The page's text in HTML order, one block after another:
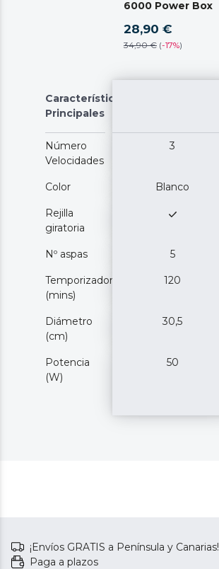
6000 Power Box
28,90 €
34,90 € (-17%)
Características
Principales
Número
Velocidades
3
Color Blanco
Rejilla
giratoria
Nº aspas 5
Temporizador
(mins)
120
Diámetro
(cm)
30,5
Potencia
(W)
50
¡Envíos GRATIS a Península y Canarias!
Paga a plazos